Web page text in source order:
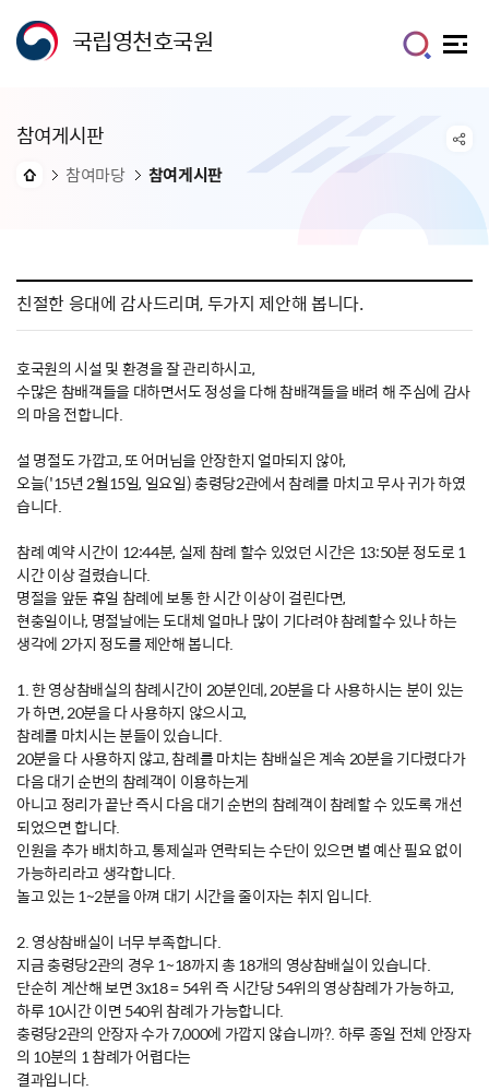
국립영천호국원
참여게시판
참여마당 참여게시판
친절한 응대에 감사드리며, 두가지 제안해 봅니다.
호국원의 시설 및 환경을 잘 관리하시고,
수많은 참배객들을 대하면서도 정성을 다해 참배객들을 배려 해 주심에 감사
의 마음 전합니다.
설 명절도 가깝고, 또 어머님을 안장한지 얼마되지 않아,
오늘('15년 2월15일, 일요일) 충령당2관에서 참례를 마치고 무사 귀가 하였
습니다.
참례 예약 시간이 12:44분, 실제 참례 할수 있었던 시간은 13:50분 정도로 1
시간 이상 걸렸습니다.
명절을 앞둔 휴일 참례에 보통 한 시간 이상이 걸린다면,
현충일이나, 명절날에는 도대체 얼마나 많이 기다려야 참례할수 있나 하는
생각에 2가지 정도를 제안해 봅니다.
1. 한 영상참배실의 참례시간이 20분인데, 20분을 다 사용하시는 분이 있는
가 하면, 20분을 다 사용하지 않으시고,
참례를 마치시는 분들이 있습니다.
20분을 다 사용하지 않고, 참례를 마치는 참배실은 계속 20분을 기다렸다가
다음 대기 순번의 참례객이 이용하는게
아니고 정리가 끝난 즉시 다음 대기 순번의 참례객이 참례할 수 있도록 개선
되었으면 합니다.
인원을 추가 배치하고, 통제실과 연락되는 수단이 있으면 별 예산 필요 없이
가능하리라고 생각합니다.
놀고 있는 1~2분을 아껴 대기 시간을 줄이자는 취지 입니다.
2. 영상참배실이 너무 부족합니다.
지금 충령당2관의 경우 1~18까지 총 18개의 영상참배실이 있습니다.
단순히 계산해 보면 3x18 = 54위 즉 시간당 54위의 영상참례가 가능하고,
하루 10시간 이면 540위 참례가 가능합니다.
충령당2관의 안장자 수가 7,000에 가깝지 않습니까?. 하루 종일 전체 안장자
의 10분의 1 참례가 어렵다는
결과입니다.